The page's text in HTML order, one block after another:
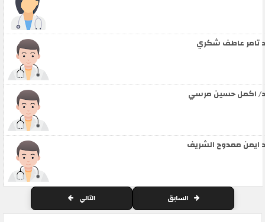
تامر عاطف شكري
اكمل حسين مرسي
ايمن ممدوح الشريف
السابق التالي